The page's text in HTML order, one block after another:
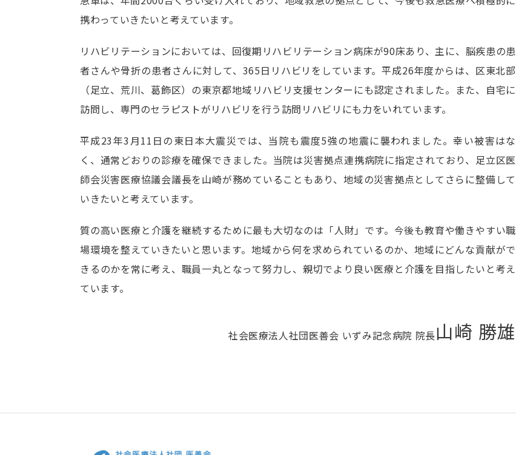
携わっていきたいと考えています。
リハビリテーションにおいては、回復期リハビリテーション病床が90床あり、主に、脳疾患の患
者さんや骨折の患者さんに対して、365日リハビリをしています。平成26年度からは、区東北部
（足立、荒川、葛飾区）の東京都地域リハビリ支援センターにも認定されました。また、自宅に
訪問し、専門のセラピストがリハビリを行う訪問リハビリにも力をいれています。
平成23年3月11日の東日本大震災では、当院も震度5強の地震に襲われました。幸い被害はな
く、通常どおりの診療を確保できました。当院は災害拠点連携病院に指定されており、足立区医
師会災害医療協議会議長を山崎が務めていることもあり、地域の災害拠点としてさらに整備して
いきたいと考えています。
質の高い医療と介護を継続するために最も大切なのは「人財」です。今後も教育や働きやすい職
場環境を整えていきたいと思います。地域から何を求められているのか、地域にどんな貢献がで
きるのかを常に考え、職員一丸となって努力し、親切でより良い医療と介護を目指したいと考え
ています。
社会医療法人社団医善会 いずみ記念病院 院長山崎 勝雄